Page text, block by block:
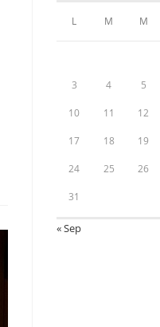
L M M
3 4 5
10 11 12
17 18 19
24 25 26
31
« Sep